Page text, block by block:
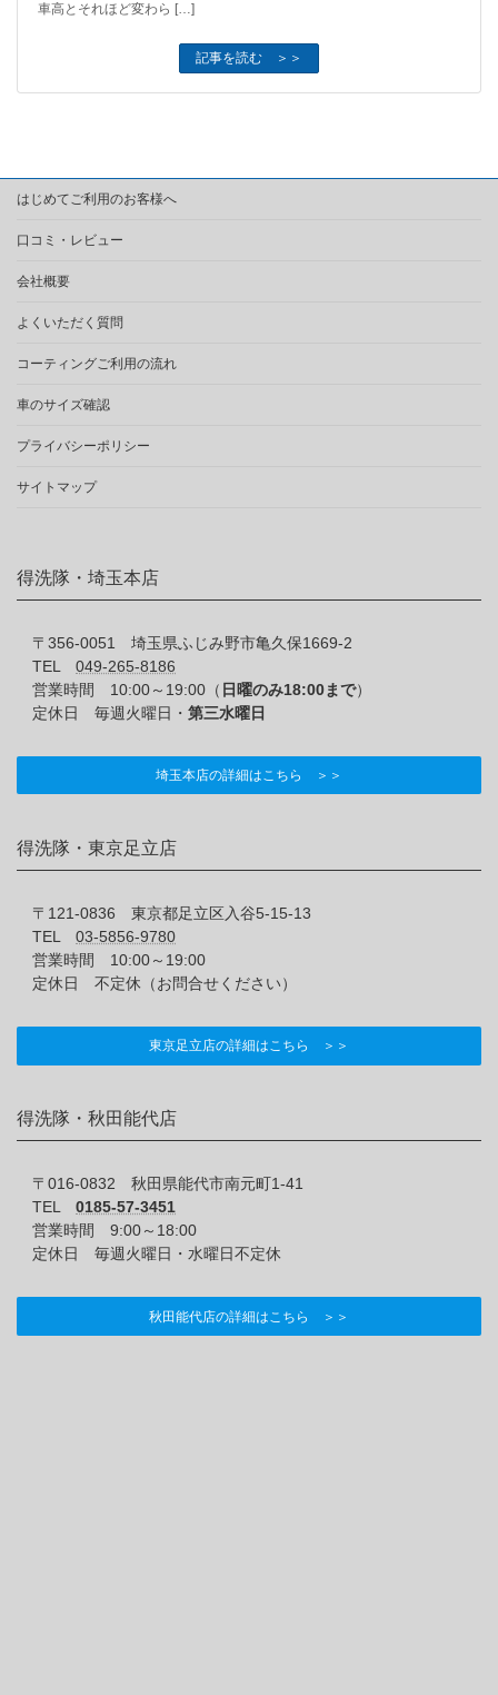
車高とそれほど変わら […]
記事を読む ＞＞
はじめてご利用のお客様へ
口コミ・レビュー
会社概要
よくいただく質問
コーティングご利用の流れ
車のサイズ確認
プライバシーポリシー
サイトマップ
得洗隊・埼玉本店
〒356-0051 埼玉県ふじみ野市亀久保1669-2
TEL 049-265-8186
営業時間 10:00～19:00（ 日曜のみ18:00まで）
定休日 毎週火曜日・ 第三水曜日
埼玉本店の詳細はこちら ＞＞
得洗隊・東京足立店
〒121-0836 東京都足立区入谷5-15-13
TEL 03-5856-9780
営業時間 10:00～19:00
定休日 不定休（お問合せください）
東京足立店の詳細はこちら ＞＞
得洗隊・秋田能代店
〒016-0832 秋田県能代市南元町1-41
TEL 0185-57-3451
営業時間 9:00～18:00
定休日 毎週火曜日・水曜日不定休
秋田能代店の詳細はこちら ＞＞